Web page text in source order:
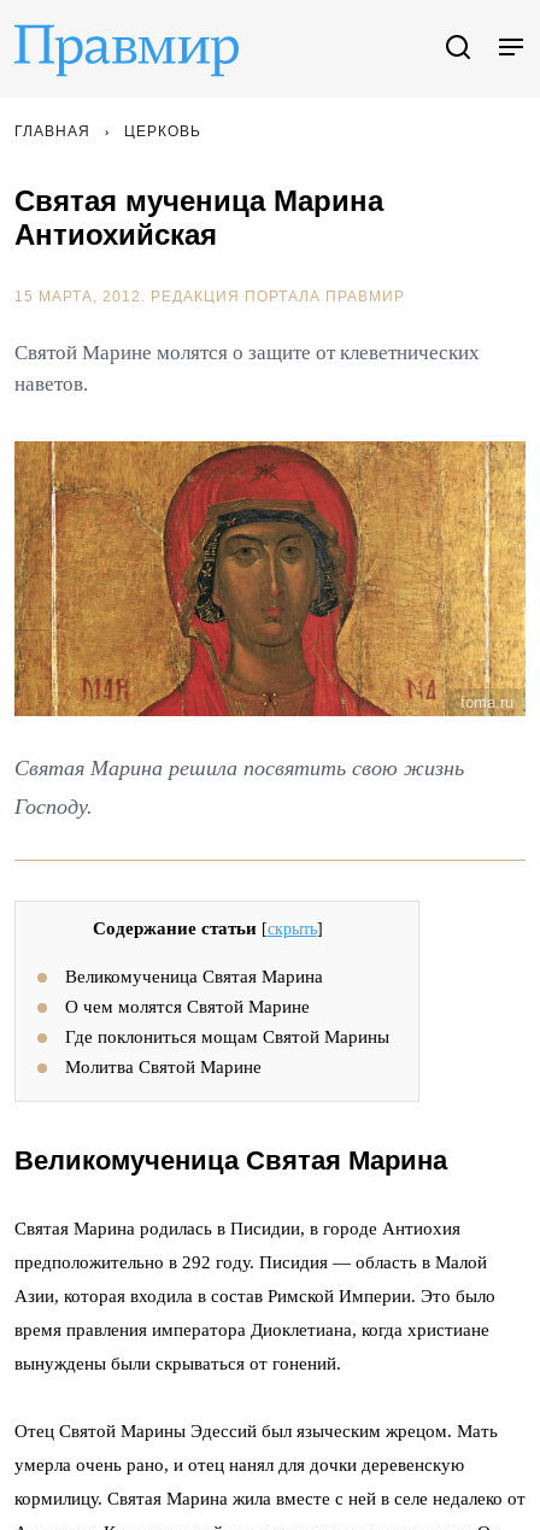
ГЛАВНАЯ ЦЕРКОВЬ
Святая мученица Марина
Антиохийская
15 МАРТА, 2012. РЕДАКЦИЯ ПОРТАЛА ПРАВМИР
Святой Марине молятся о защите от клеветнических
наветов.
foma.ru
Святая Марина решила посвятить свою жизнь
Господу.
Содержание статьи [скрыть]
Великомученица Святая Марина
О чем молятся Святой Марине
Где поклониться мощам Святой Марины
Молитва Святой Марине
Великомученица Святая Марина
Святая Марина родилась в Писидии, в городе Антиохия
предположительно в 292 году. Писидия — область в Малой
Азии, которая входила в состав Римской Империи. Это было
время правления императора Диоклетиана, когда христиане
вынуждены были скрываться от гонений.
Отец Святой Марины Эдессий был языческим жрецом. Мать
умерла очень рано, и отец нанял для дочки деревенскую
кормилицу. Святая Марина жила вместе с ней в селе недалеко от